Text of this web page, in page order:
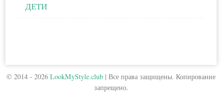
ДЕТИ
© 2014 - 2026 LookMyStyle.club | Все права защищены. Копирование
запрещено.